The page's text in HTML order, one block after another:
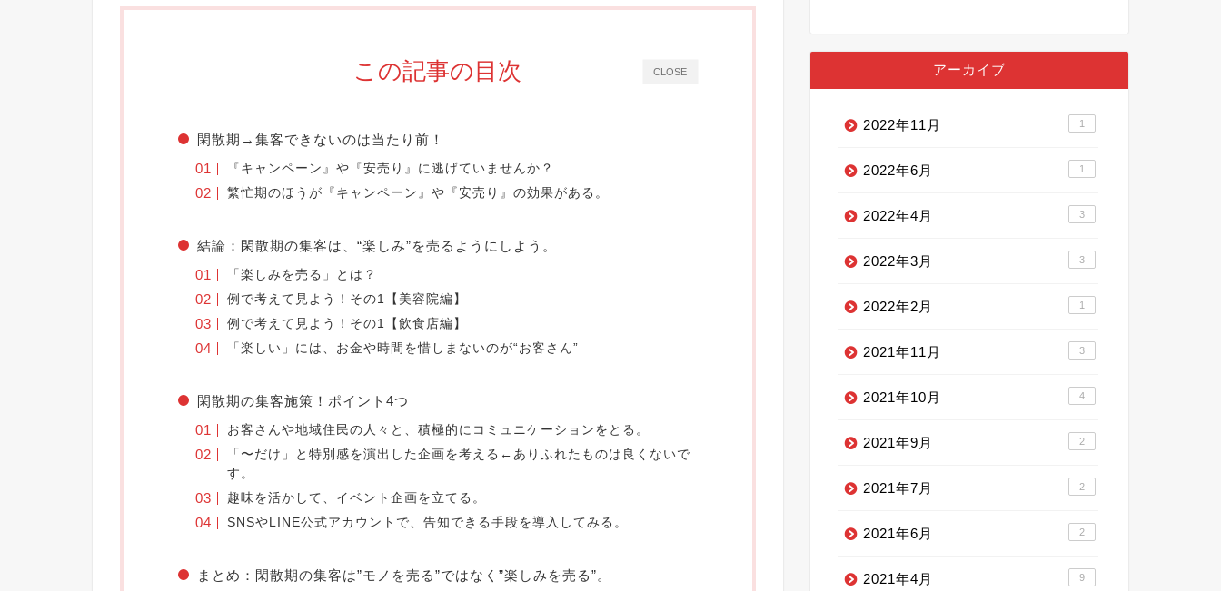
CLOSE
この記事の目次
閑散期→集客できないのは当たり前！
『キャンペーン』や『安売り』に逃げていませんか？
繁忙期のほうが『キャンペーン』や『安売り』の効果がある。
結論：閑散期の集客は、“楽しみ”を売るようにしよう。
「楽しみを売る」とは？
例で考えて見よう！その1【美容院編】
例で考えて見よう！その1【飲食店編】
「楽しい」には、お金や時間を惜しまないのが“お客さん”
閑散期の集客施策！ポイント4つ
お客さんや地域住民の人々と、積極的にコミュニケーションをとる。
「〜だけ」と特別感を演出した企画を考える←ありふれたものは良くないで
す。
趣味を活かして、イベント企画を立てる。
SNSやLINE公式アカウントで、告知できる手段を導入してみる。
まとめ：閑散期の集客は”モノを売る”ではなく”楽しみを売る”。
アーカイブ
2022年11月 1
2022年6月 1
2022年4月 3
2022年3月 3
2022年2月 1
2021年11月 3
2021年10月 4
2021年9月 2
2021年7月 2
2021年6月 2
2021年4月 9